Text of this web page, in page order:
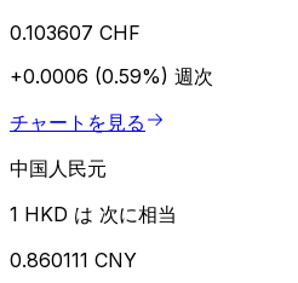
0.103607 CHF
+0.0006 (0.59%) 週次
チャートを見る
中国人民元
1 HKD は 次に相当
0.860111 CNY